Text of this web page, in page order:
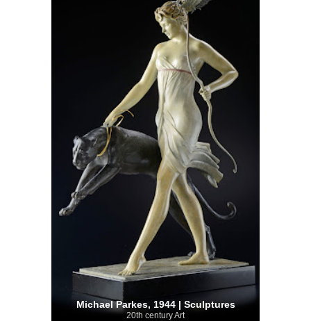
Michael Parkes, 1944 | Sculptures
20th century Art